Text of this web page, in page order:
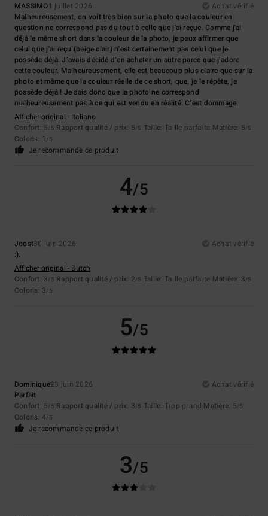
MASSIMO1 juillet 2026
Achat vérifié
Malheureusement, on voit très bien sur la photo que la couleur en
question ne correspond pas du tout à celle que j'ai reçue. Comme j'ai
déjà le même short dans la couleur de la photo, je peux affirmer que
celui que j'ai reçu (beige clair) n'est certainement pas celui que je
possède déjà. J’avais décidé d’en acheter un autre parce que j’adore
cette couleur. Malheureusement, elle est beaucoup plus claire que sur la
photo et même que la couleur réelle de ce short, que, je le répète, je
possède déjà ! Je sais donc que la photo ne correspond
malheureusement pas à ce qui est vendu en réalité. C’est dommage.
Afficher original - Italiano
Confort: 5/5 Rapport qualité / prix: 5/5 Taille: Taille parfaite Matière: 5/5
Coloris: 1 /5
Je recommande ce produit
4/5
Joost30 juin 2026
Achat vérifié
:).
Afficher original - Dutch
Confort: 3/5 Rapport qualité / prix: 2/5 Taille: Taille parfaite Matière: 3/5
Coloris: 3/5
5/5
Dominique23 juin 2026
Achat vérifié
Parfait
Confort: 5/5 Rapport qualité / prix: 3/5 Taille: Trop grand Matière: 5/5
Coloris: 4/5
Je recommande ce produit
3/5